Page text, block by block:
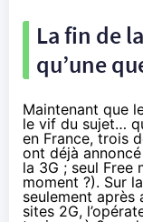
La fin de
qu’une
Maintenant que
le vif du sujet…
en France, trois
ont déjà
la 3G ; seul Free
moment ?). Sur
seulement après
sites 2G,